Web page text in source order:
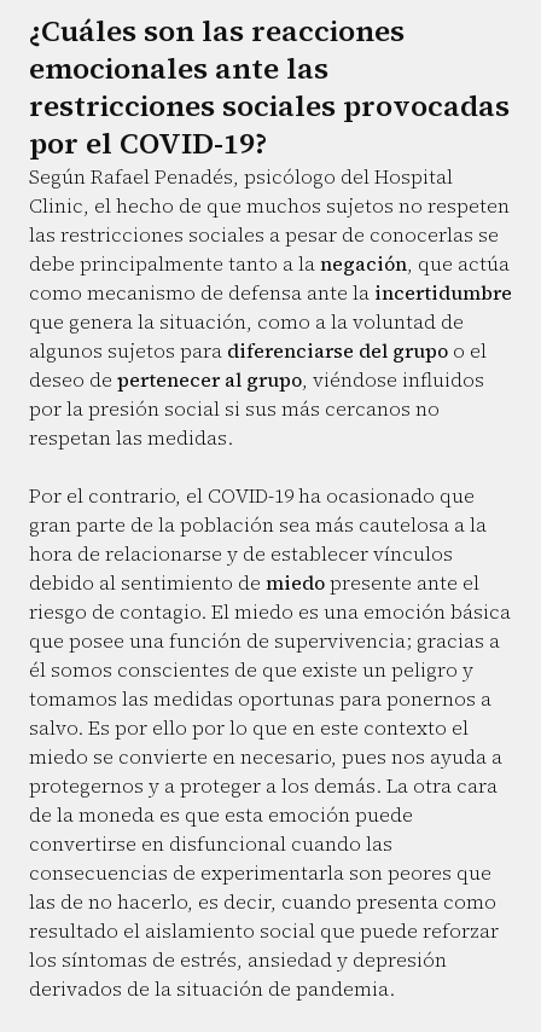
¿Cuáles son las reacciones
emocionales ante las
restricciones sociales provocadas
por el COVID-19?
Según Rafael Penadés, psicólogo del Hospital
Clinic, el hecho de que muchos sujetos no respeten
las restricciones sociales a pesar de conocerlas se
debe principalmente tanto a lanegación, que actúa
como mecanismo de defensa ante la incertidumbre
que genera la situación, como a la voluntad de
algunos sujetos para diferenciarse del grupo o el
deseo de pertenecer al grupo, viéndose influidos
por la presión social si sus más cercanos no
respetan las medidas.
Por el contrario, el COVID-19 ha ocasionado que
gran parte de la población sea más cautelosa a la
hora de relacionarse y de establecer vínculos
debido al sentimiento de miedopresente ante el
riesgo de contagio. El miedo es una emoción básica
que posee una función de supervivencia; gracias a
él somos conscientes de que existe un peligro y
tomamos las medidas oportunas para ponernos a
salvo. Es por ello por lo que en este contexto el
miedo se convierte en necesario, pues nos ayuda a
protegernos y a proteger a los demás. La otra cara
de la moneda es que esta emoción puede
convertirse en disfuncional cuando las
consecuencias de experimentarla son peores que
las de no hacerlo, es decir, cuando presenta como
resultado el aislamiento social que puede reforzar
los síntomas de estrés, ansiedad y depresión
derivados de la situación de pandemia.